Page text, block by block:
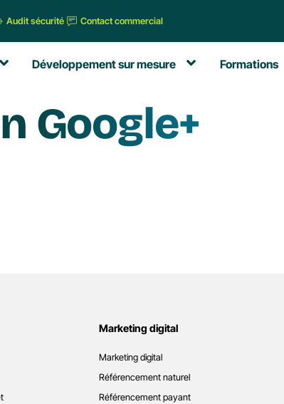
Audit sécurité Contact commercial
Développement sur mesure Formations
Google+
Marketing digital
Marketing digital
Référencement naturel
Référencement payant